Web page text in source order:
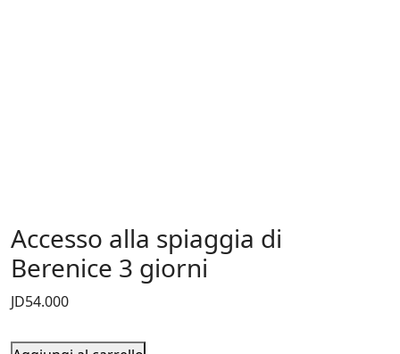
Accesso alla spiaggia di
Berenice 3 giorni
JD54.000